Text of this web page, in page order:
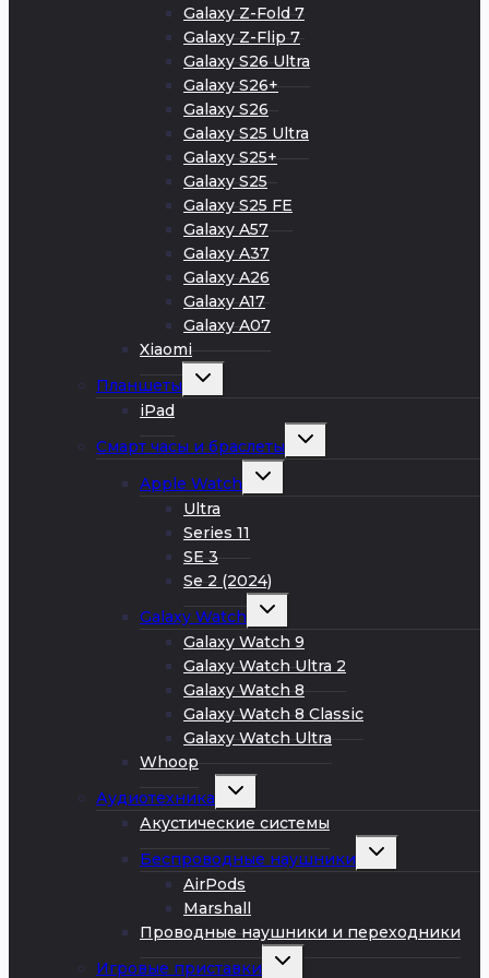
Galaxy Z-Fold 7
Galaxy Z-Flip 7
Galaxy S26 Ultra
Galaxy S26+
Galaxy S26
Galaxy S25 Ultra
Galaxy S25+
Galaxy S25
Galaxy S25 FE
Galaxy A57
Galaxy A37
Galaxy A26
Galaxy A17
Galaxy A07
Xiaomi
Планшеты
Развернуть
iPad
Смарт часы и браслеты
Развернуть
Apple Watch
Развернуть
Ultra
Series 11
SE 3
Se 2 (2024)
Galaxy Watch
Развернуть
меню
Galaxy Watch 9
Galaxy Watch Ultra 2
Galaxy Watch 8
Galaxy Watch 8 Classic
Galaxy Watch Ultra
Whoop
Аудиотехника
Развернуть
меню
Акустические системы
Беспроводные наушники
Развернуть
AirPods
Marshall
Проводные наушники и переходники
Игровые приставки
Развернуть